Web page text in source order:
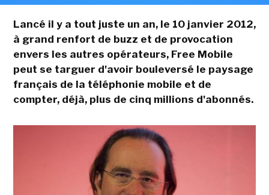
Lancé il y a tout juste un an, le 10 janvier 2012,
à grand renfort de buzz et de provocation
envers les autres opérateurs, Free Mobile
peut se targuer d'avoir bouleversé le paysage
français de la téléphonie mobile et de
compter, déjà, plus de cinq millions d'abonnés.